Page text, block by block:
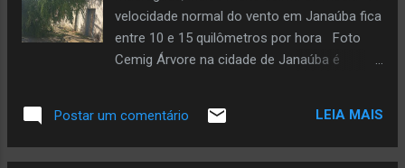
quinta-feira, dia 25 de setembro, o jovem foi
À polícia o jovem contou que teria furtado
uma mangueira e um tambor de plástico da
arrecadar dinheiro para comprar drogas. O
velocidade normal do vento em Janaúba fica
entre 10 e 15 quilômetros por hora Foto
Cemig Árvore na cidade de Janaúba é
sexta-feira, dia 26 de setembro de 2025.
JANAÚBA (por Oliveira Júnior) – Dentro de
Postar um comentário LEIA MAIS